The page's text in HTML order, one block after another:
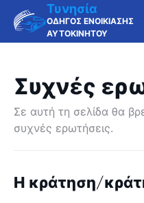
Τυνησία
ΟΔΗΓΟΣ ΕΝΟΙΚΙΑΣΗΣ
ΑΥΤΟΚΙΝΗΤΟΥ
Συχνές
Σε αυτή τη σελίδα θα
συχνές ερωτήσεις.
Η κράτηση/